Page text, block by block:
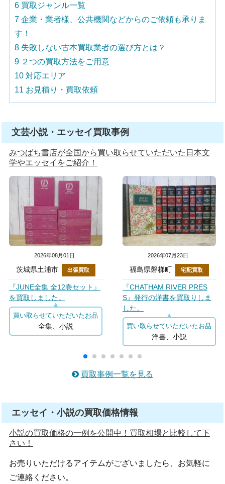
6 買取ジャンル一覧
7 企業・業者様、公共機関などからのご依頼も承りま
す！
8 失敗しない古本買取業者の選び方とは？
9 ２つの買取方法をご用意
10 対応エリア
11 お見積り・買取依頼
文芸小説・エッセイ買取事例
みつばち書店が全国から買い取らせていただいた日本文
学やエッセイをご紹介！
2026年08月01日
茨城県土浦市 出張買取
『JUNE全集 全12巻セット』
を買取しました。
買い取らせていただいたお品
全集、小説
2026年07月23日
福島県磐梯町 宅配買取
『CHATHAM RIVER PRES
S』発行の洋書を買取りしま
した。
買い取らせていただいたお品
洋書、小説
買取事例一覧を見る
エッセイ・小説の買取価格情報
小説の買取価格の一例を公開中！買取相場と比較して下
さい！
お売りいただけるアイテムがございましたら、お気軽に
ご連絡ください。